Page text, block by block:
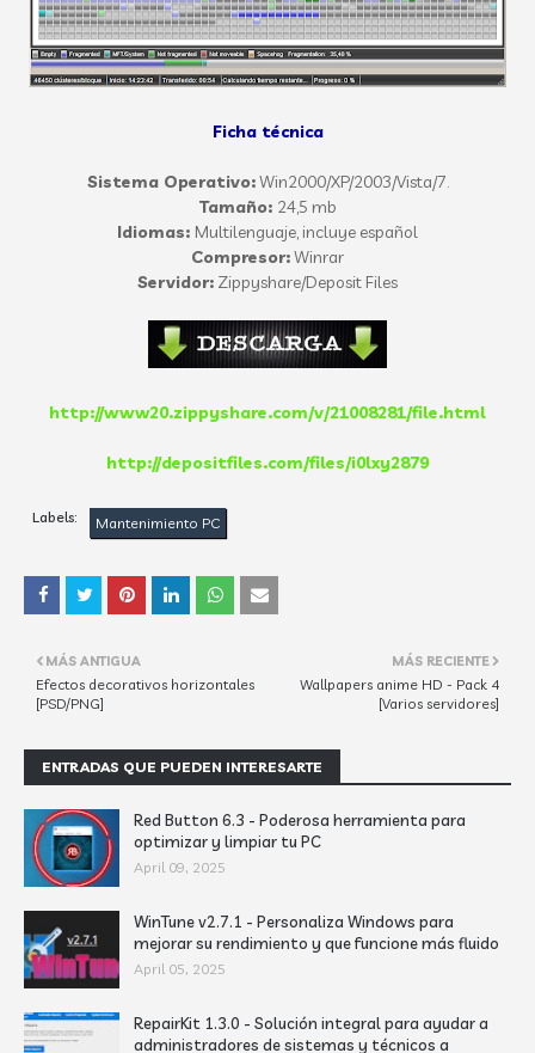
Ficha técnica
Sistema Operativo:Win2000/XP/2003/Vista/7.
Tamaño: 24,5 mb
Idiomas: Multilenguaje, incluye español
Compresor:Winrar
Servidor: Zippyshare/Deposit Files
http://www20.zippyshare.com/v/21008281/file.html
http://depositfiles.com/files/i0lxy2879
Labels: Mantenimiento PC
MÁS RECIENTE
Wallpapers anime HD - Pack 4
[Varios servidores]
MÁS ANTIGUA
Efectos decorativos horizontales
[PSD/PNG]
ENTRADAS QUE PUEDEN INTERESARTE
Red Button 6.3 - Poderosa herramienta para
optimizar y limpiar tu PC
April 09, 2025
WinTune v2.7.1 - Personaliza Windows para
mejorar su rendimiento y que funcione más fluido
April 05, 2025
RepairKit 1.3.0 - Solución integral para ayudar a
administradores de sistemas y técnicos a